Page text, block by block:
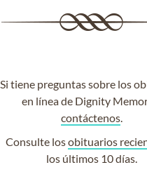
Si tiene preguntas sobre los
en línea de Dignity
contáctenos.
Consulte losobituarios
los últimos 10 días.